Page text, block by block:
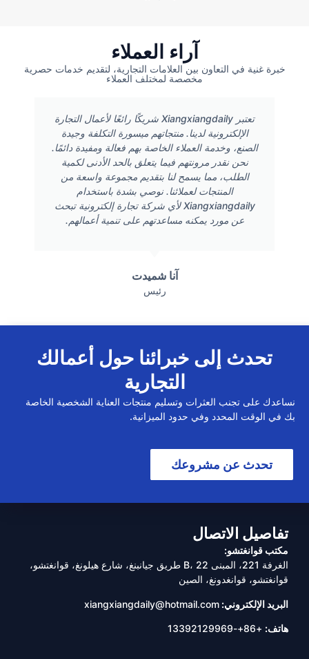
آراء العملاء
خبرة غنية في التعاون بين العلامات التجارية، لتقديم خدمات حصرية
مخصصة لمختلف العملاء
تعتبر Xiangxiangdaily شريكًا رائعًا لأعمال التجارة
الإلكترونية لدينا. منتجاتهم ميسورة التكلفة وجيدة
الصنع، وخدمة العملاء الخاصة بهم فعالة ومفيدة دائمًا.
نحن نقدر مرونتهم فيما يتعلق بالحد الأدنى لكمية
الطلب، مما يسمح لنا بتقديم مجموعة واسعة من
المنتجات لعملائنا. نوصي بشدة باستخدام
Xiangxiangdaily لأي شركة تجارة إلكترونية تبحث
عن مورد يمكنه مساعدتهم على تنمية أعمالهم.
آنا شميدت
رئيس
تحدث إلى خبرائنا حول أعمالك
التجارية
نساعدك على تجنب العثرات وتسليم منتجات العناية الشخصية الخاصة
بك في الوقت المحدد وفي حدود الميزانية.
تحدث عن مشروعك
تفاصيل الاتصال
مكتب قوانغتشو:
الغرفة 221، المبنى B، 22 طريق جيانبنغ، شارع هيلونغ، قوانغتشو،
قوانغتشو، قوانغدونغ، الصين
البريد الإلكتروني: xiangxiangdaily@hotmail.com
هاتف: +86+-13392129969